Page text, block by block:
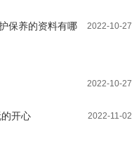
2022-10-27
保养的资料有哪
2022-10-27
2022-11-02
开心